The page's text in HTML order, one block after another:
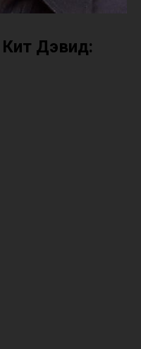
Дэвид: